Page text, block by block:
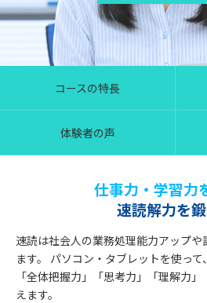
コースの特長
体験者の声
仕事力・学習力
速読解力を
速読は社会人の業務処理能力アップ
ます。
パソコン・タブレットを使っ
「全体把握力」「思考力」「理解力
えます。